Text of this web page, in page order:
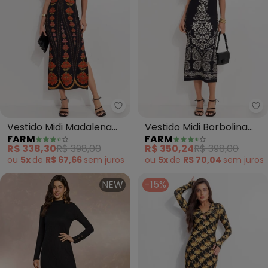
Farm - Vestido Midi Madalena
Vestido Midi Madalena
(Preto)
FARM
R$ 338,30R$ 398,00
ou 5x de R$ 67,66 sem juros
Vestido Midi Borbolina
(Preto)
FARM
R$ 350,24R$ 398,00
ou 5x de R$ 70,04 sem juros
NEW -15%